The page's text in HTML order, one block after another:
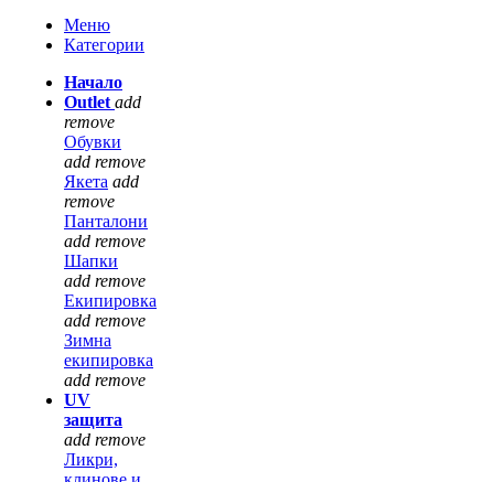
Меню
Категории
Начало
Outlet add
remove
Обувки
add remove
Якета add
remove
Панталони
add remove
Шапки
add remove
Екипировка
add remove
Зимна
екипировка
add remove
UV
защита
add remove
Ликри,